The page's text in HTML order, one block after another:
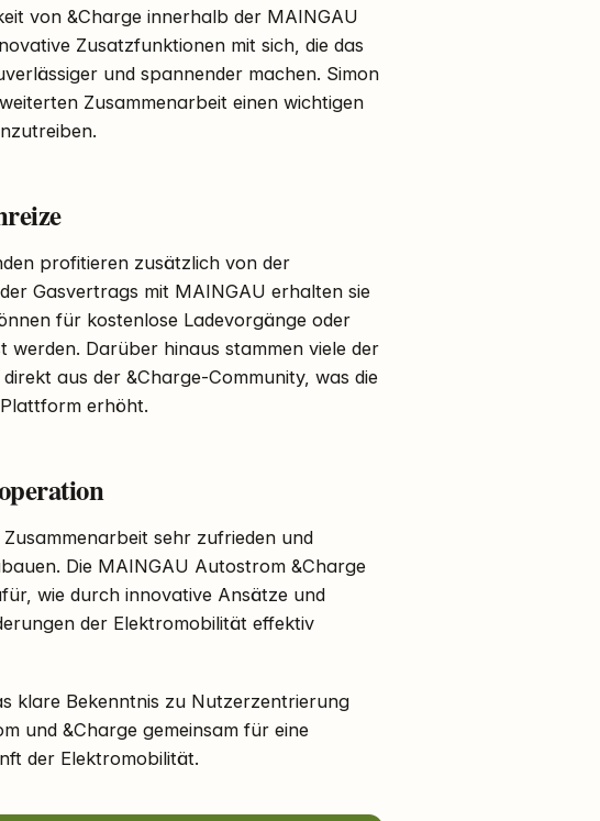
von &Charge innerhalb der MAINGAU
Zusatzfunktionen mit sich, die das
und spannender machen. Simon
Zusammenarbeit einen wichtigen
profitieren zusätzlich von der
Gasvertrags mit MAINGAU erhalten sie
für kostenlose Ladevorgänge oder
Darüber hinaus stammen viele der
aus der &Charge-Community, was die
erhöht.
sehr zufrieden und
Die MAINGAU Autostrom &Charge
wie durch innovative Ansätze und
der Elektromobilität effektiv
klare Bekenntnis zu Nutzerzentrierung
und &Charge gemeinsam für eine
der Elektromobilität.